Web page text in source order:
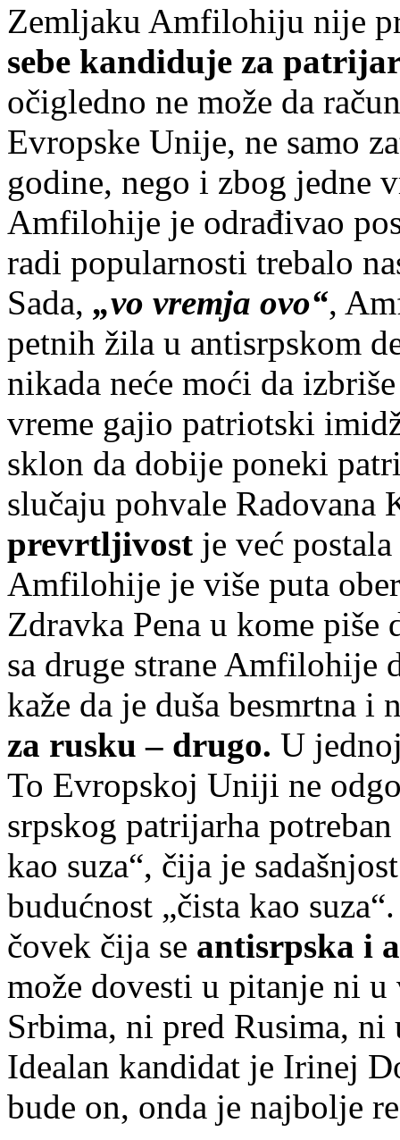
Zemljaku Amfilohiju nije
sebe kandiduje za
očigledno ne može da
Evropske Unije, ne samo
godine, nego i zbog jedne
Amfilohije je odrađivao
radi popularnosti trebalo
Sada, „vo vremja ovo“,
petnih žila u antisrpskom
nikada neće moći da
vreme gajio patriotski
sklon da dobije poneki
slučaju pohvale Radovana
prevrtljivost je već
Amfilohije je više puta
Zdravka Pena u kome piše
sa druge strane Amfilohije
kaže da je duša besmrtna i
za rusku – drugo. U
To Evropskoj Uniji ne
srpskog patrijarha
kao suza“, čija je
budućnost „čista kao
čovek čija se antisrpska i
može dovesti u pitanje ni
Srbima, ni pred Rusima,
Idealan kandidat je Irinej
bude on, onda je najbolje